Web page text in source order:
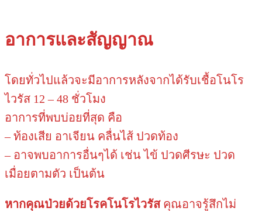
อาการและสัญญาณ
โดยทั่วไปแล้วจะมีอาการหลังจากได้รับเชื้อโนโร
ไวรัส 12 – 48 ชั่วโมง
อาการที่พบบ่อยที่สุด คือ
– ท้องเสีย อาเจียน คลื่นไส้ ปวดท้อง
– อาจพบอาการอื่นๆได้ เช่น ไข้ ปวดศีรษะ ปวด
เมื่อยตามตัว เป็นต้น
หากคุณป่วยด้วยโรคโนโรไวรัสคุณอาจรู้สึกไม่